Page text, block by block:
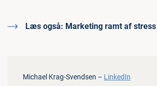
Læs også: Marketing ramt af
Michael Krag-Svendsen – LinkedIn